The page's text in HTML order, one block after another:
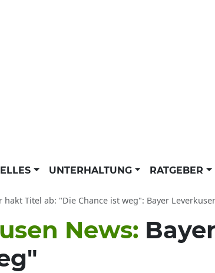
UNTERHALTUNG RATGEBER
hakt Titel ab: "Die Chance ist weg": Bayer
News: